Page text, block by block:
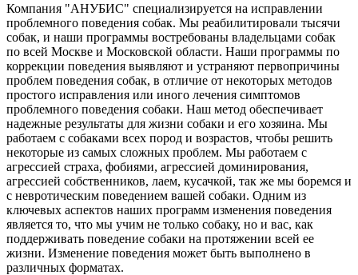
Компания "АНУБИС" специализируется на исправлении
проблемного поведения собак. Мы реабилитировали тысячи
собак, и наши программы востребованы владельцами собак
по всей Москве и Московской области. Наши программы по
коррекции поведения выявляют и устраняют первопричины
проблем поведения собак, в отличие от некоторых методов
простого исправления или иного лечения симптомов
проблемного поведения собаки. Наш метод обеспечивает
надежные результаты для жизни собаки и его хозяина. Мы
работаем с собаками всех пород и возрастов, чтобы решить
некоторые из самых сложных проблем. Мы работаем с
агрессией страха, фобиями, агрессией доминирования,
агрессией собственников, лаем, кусачкой, так же мы боремся и
с невротическим поведением вашей собаки. Одним из
ключевых аспектов наших программ изменения поведения
является то, что мы учим не только собаку, но и вас, как
поддерживать поведение собаки на протяжении всей ее
жизни. Изменение поведения может быть выполнено в
различных форматах.